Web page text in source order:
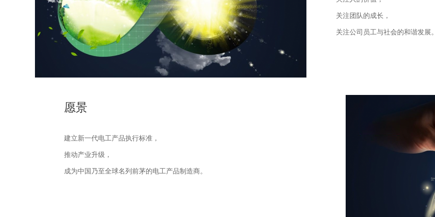
关注团队的成长，
关注公司员工与社会的和谐发展
愿景
建立新一代电工产品执行标准，
推动产业升级，
成为中国乃至全球名列前茅的电工产品制造商。